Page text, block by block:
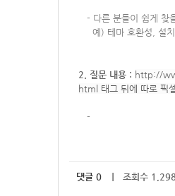
- 다른 분들이 쉽게 찾
예) 테마 호환성, 설치
2. 질문 내용 : http://
html 태그 뒤에 따로 픽
-
댓글 0 ｜ 조회수